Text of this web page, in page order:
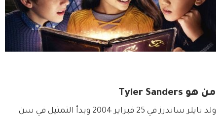
من هو Tyler Sanders
ولد تايلر ساندرز في 25 فبراير 2004 وبدأ التمثيل في سن